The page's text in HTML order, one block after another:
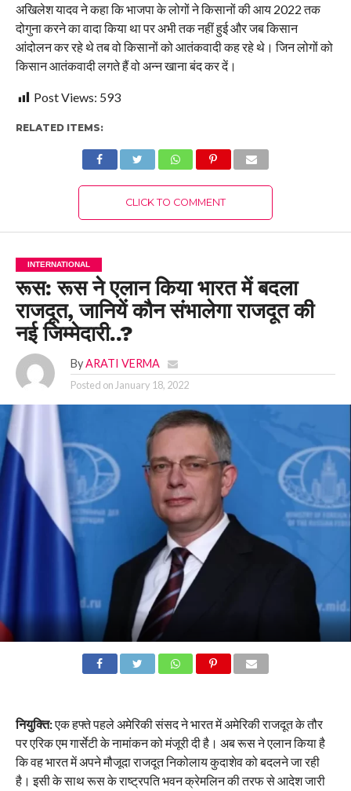
अखिलेश यादव ने कहा कि भाजपा के लोगों ने किसानों की आय 2022 तक
दोगुना करने का वादा किया था पर अभी तक नहीं हुई और जब किसान
आंदोलन कर रहे थे तब वो किसानों को आतंकवादी कह रहे थे। जिन लोगों को
किसान आतंकवादी लगते हैं वो अन्न खाना बंद कर दें।
Post Views: 593
RELATED ITEMS:
CLICK TO COMMENT
INTERNATIONAL
रूस: रूस ने एलान किया भारत में बदला
राजदूत, जानियें कौन संभालेगा राजदूत की
नई जिम्मेदारी..?
By ARATI VERMA
Posted on January 18, 2022
नियुक्ति:एक हफ्ते पहले अमेरिकी संसद ने भारत में अमेरिकी राजदूत के तौर
पर एरिक एम गार्सेटी के नामांकन को मंजूरी दी है। अब रूस ने एलान किया है
कि वह भारत में अपने मौजूदा राजदूत निकोलाय कुदाशेव को बदलने जा रही
है। इसी के साथ रूस के राष्ट्रपति भवन क्रेमलिन की तरफ से आदेश जारी